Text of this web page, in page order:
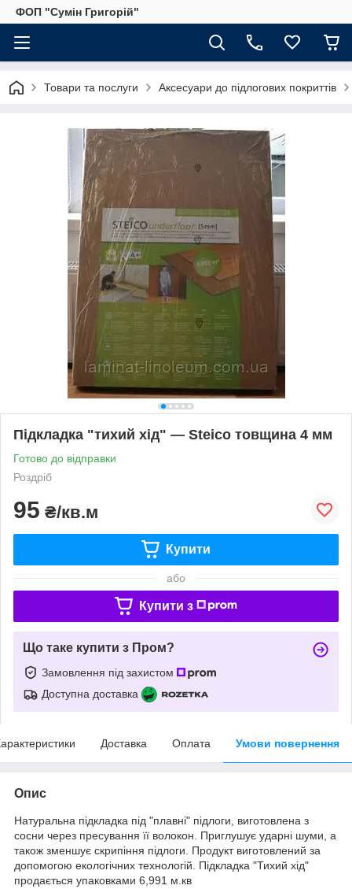
ФОП "Сумін Григорій"
Товари та послуги Аксесуари до підлогових покриттів
Підкладка "тихий хід" — Steico товщина 4 мм
Готово до відправки
Роздріб
95 ₴/кв.м
Купити
або
Купити з
Що таке купити з Пром?
Замовлення під захистом
Доступна доставка
Доставка Оплата Умови повернення
Опис
Натуральна підкладка під "плавні" підлоги, виготовлена з
сосни через пресування її волокон. Приглушує ударні шуми, а
також зменшує скрипіння підлоги. Продукт виготовлений за
допомогою екологічних технологій. Підкладка "Тихий хід"
продається упаковками 6,991 м.кв